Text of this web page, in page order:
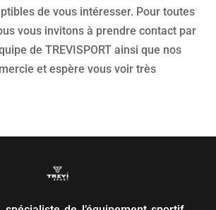
de vous intéresser. Pour toutes
vous invitons à prendre contact par
de TREVISPORT ainsi que nos
et espère vous voir très